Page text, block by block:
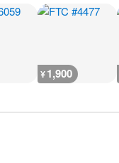
¥1,900